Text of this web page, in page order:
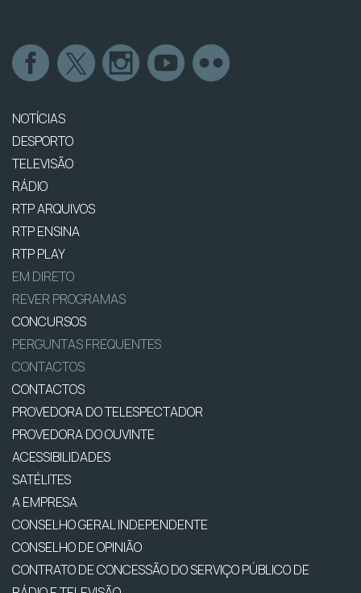
NOTÍCIAS
DESPORTO
TELEVISÃO
RÁDIO
RTP ARQUIVOS
RTP ENSINA
RTP PLAY
EM DIRETO
REVER PROGRAMAS
CONCURSOS
PERGUNTAS FREQUENTES
CONTACTOS
CONTACTOS
PROVEDORA DO TELESPECTADOR
PROVEDORA DO OUVINTE
ACESSIBILIDADES
SATÉLITES
A EMPRESA
CONSELHO GERAL INDEPENDENTE
CONSELHO DE OPINIÃO
CONTRATO DE CONCESSÃO DO SERVIÇO PÚBLICO DE